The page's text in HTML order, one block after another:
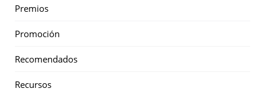
Premios
Promoción
Recomendados
Recursos